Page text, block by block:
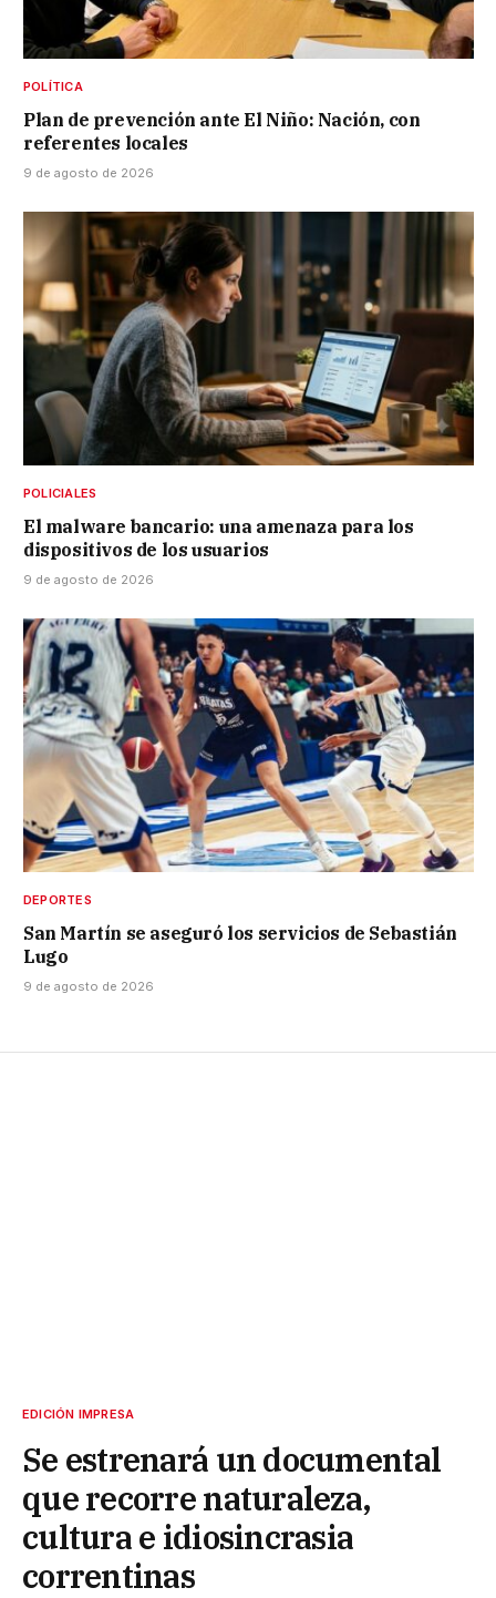
POLÍTICA
Plan de prevención ante El Niño: Nación, con
referentes locales
9 de agosto de 2026
POLICIALES
El malware bancario: una amenaza para los
dispositivos de los usuarios
9 de agosto de 2026
DEPORTES
San Martín se aseguró los servicios de Sebastián
Lugo
9 de agosto de 2026
EDICIÓN IMPRESA
Se estrenará un documental
que recorre naturaleza,
cultura e idiosincrasia
correntinas